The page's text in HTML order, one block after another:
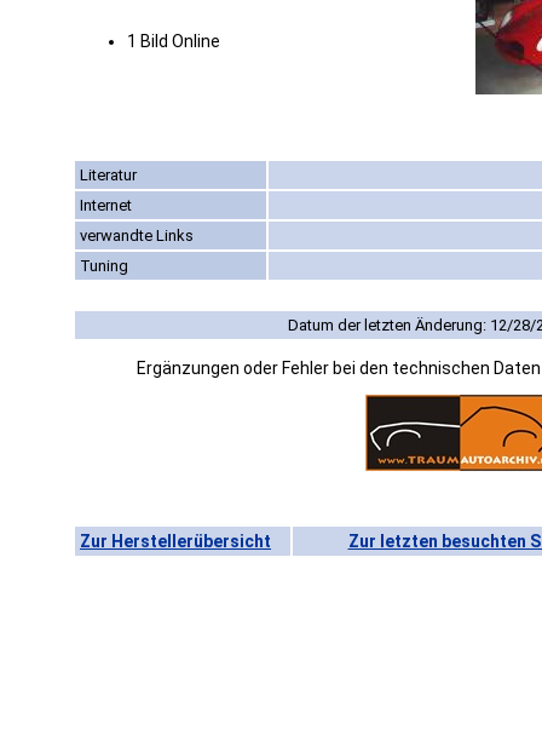
1 Bild Online
Literatur
Internet
verwandte Links
Tuning
Datum der letzten Änderung: 12/28/
Ergänzungen oder Fehler bei den technischen
Zur Herstellerübersicht Zur letzten besuchten